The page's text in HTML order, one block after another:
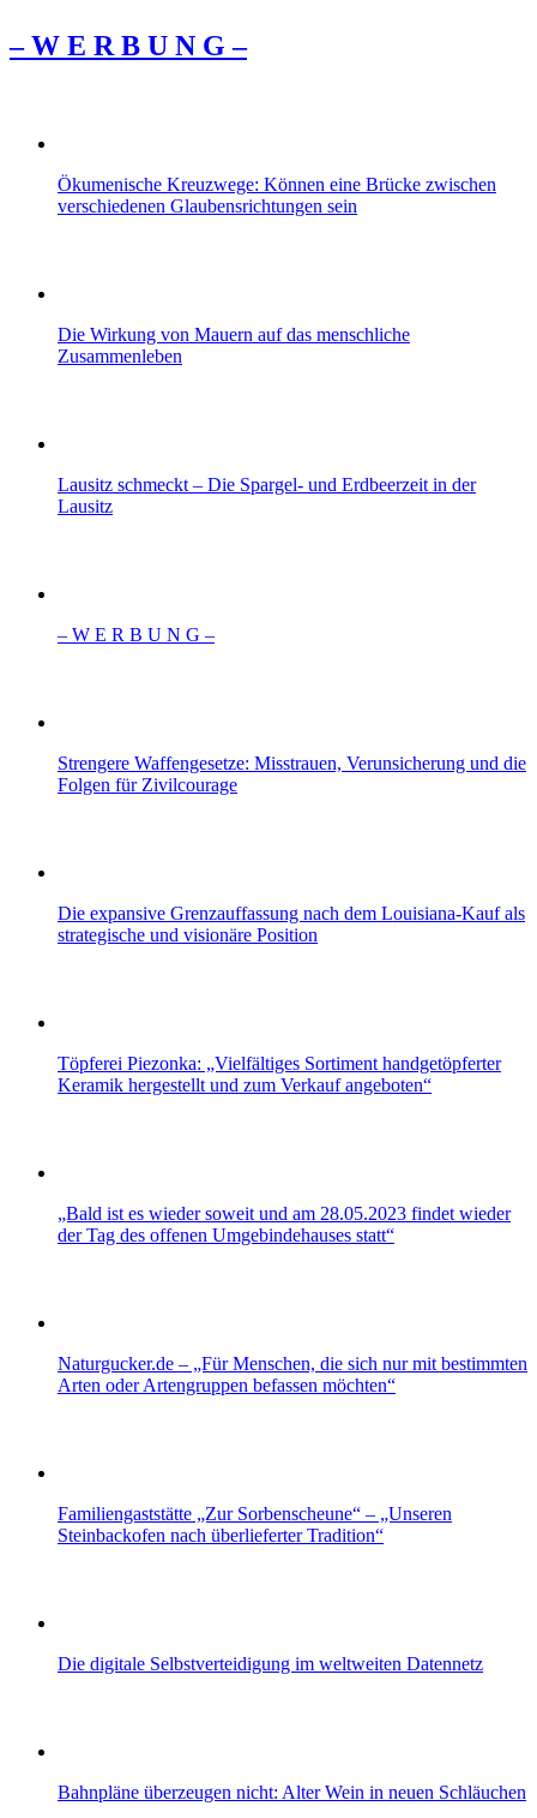
– W Ε R Β U Ν G –
Ökumenische Kreuzwege: Können eine Brücke zwischen
verschiedenen Glaubensrichtungen sein
Die Wirkung von Mauern auf das menschliche
Zusammenleben
Lausitz schmeckt – Die Spargel- und Erdbeerzeit in der
Lausitz
– W Ε R Β U Ν G –
Strengere Waffengesetze: Misstrauen, Verunsicherung und die
Folgen für Zivilcourage
Die expansive Grenzauffassung nach dem Louisiana‑Kauf als
strategische und visionäre Position
Töpferei Piezonka: „Vielfältiges Sortiment handgetöpferter
Keramik hergestellt und zum Verkauf angeboten“
„Bald ist es wieder soweit und am 28.05.2023 findet wieder
der Tag des offenen Umgebindehauses statt“
Naturgucker.de – „Für Menschen, die sich nur mit bestimmten
Arten oder Artengruppen befassen möchten“
Familiengaststätte „Zur Sorbenscheune“ – „Unseren
Steinbackofen nach überlieferter Tradition“
Die digitale Selbstverteidigung im weltweiten Datennetz
Bahnpläne überzeugen nicht: Alter Wein in neuen Schläuchen